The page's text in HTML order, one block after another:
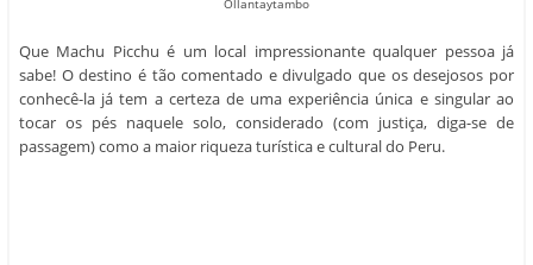
Ollantaytambo
Que Machu Picchu é um local impressionante qualquer pessoa já
sabe! O destino é tão comentado e divulgado que os desejosos por
conhecê-la já tem a certeza de uma experiência única e singular ao
tocar os pés naquele solo, considerado (com justiça, diga-se de
passagem) como a maior riqueza turística e cultural do Peru.